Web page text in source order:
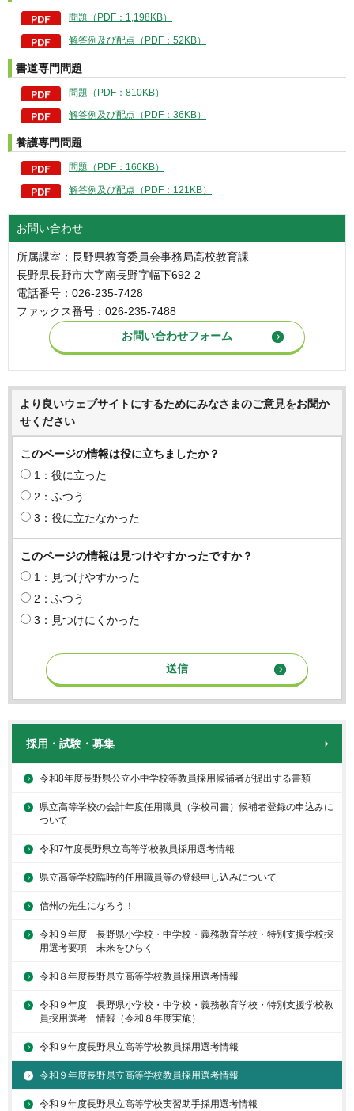
問題（PDF：1,198KB）
解答例及び配点（PDF：52KB）
書道専門問題
問題（PDF：810KB）
解答例及び配点（PDF：36KB）
養護専門問題
問題（PDF：166KB）
解答例及び配点（PDF：121KB）
お問い合わせ
所属課室：長野県教育委員会事務局高校教育課
長野県長野市大字南長野字幅下692-2
電話番号：026-235-7428
ファックス番号：026-235-7488
より良いウェブサイトにするためにみなさまのご意見をお聞か
せください
このページの情報は役に立ちましたか？
1：役に立った
2：ふつう
3：役に立たなかった
このページの情報は見つけやすかったですか？
1：見つけやすかった
2：ふつう
3：見つけにくかった
採用・試験・募集
令和8年度長野県公立小中学校等教員採用候補者が提出する書類
県立高等学校の会計年度任用職員（学校司書）候補者登録の申込みに
ついて
令和7年度長野県立高等学校教員採用選考情報
県立高等学校臨時的任用職員等の登録申し込みについて
信州の先生になろう！
令和９年度 長野県小学校・中学校・義務教育学校・特別支援学校採
用選考要項 未来をひらく
令和８年度長野県立高等学校教員採用選考情報
令和９年度 長野県小学校・中学校・義務教育学校・特別支援学校教
員採用選考 情報（令和８年度実施）
令和９年度長野県立高等学校教員採用選考情報
令和９年度長野県立高等学校教員採用選考情報
令和９年度長野県立高等学校実習助手採用選考情報